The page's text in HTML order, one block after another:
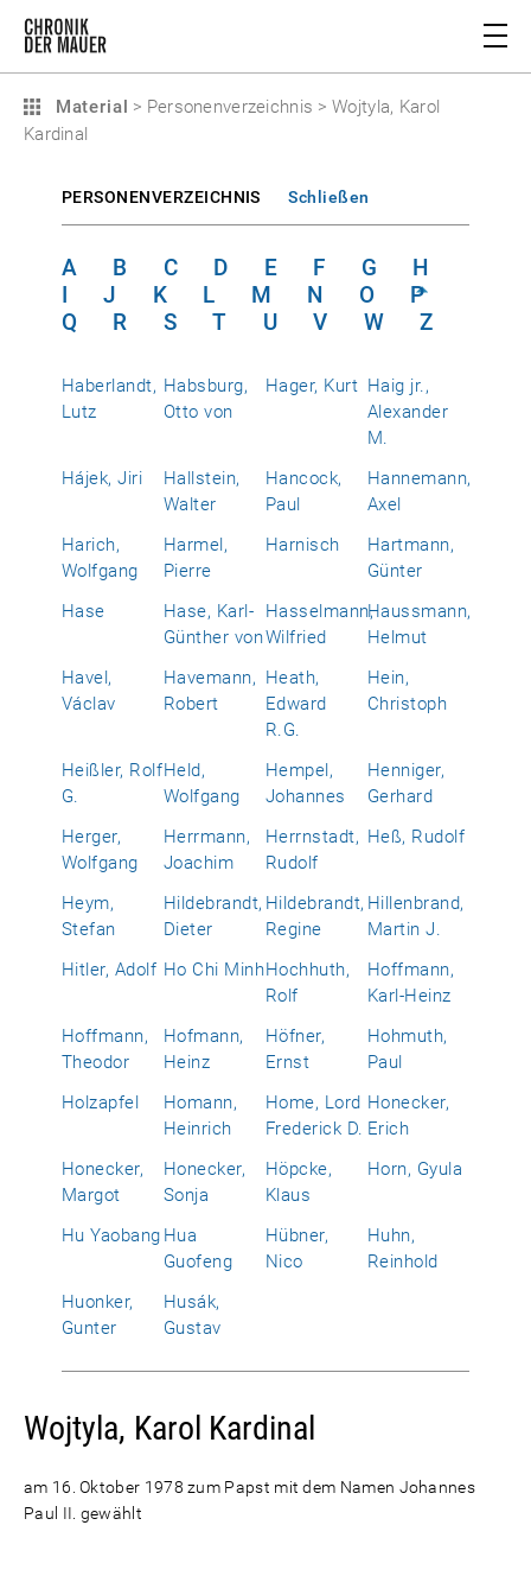
Material > Personenverzeichnis > Wojtyla, Karol
Kardinal
PERSONENVERZEICHNIS Schließen
A B C D E F G
H
I
J K L M N O
P
Q
R S T U V W Z
Haberlandt,
Lutz
Habsburg,
Otto von
Hager, Kurt Haig jr.,
Alexander
M.
Hájek, Jiri
Hallstein,
Walter
Hancock,
Paul
Hannemann,
Axel
Harich,
Wolfgang
Harmel,
Pierre
Harnisch
Hartmann,
Günter
Hase
Hase, Karl-
Günther von
Hasselmann,
Wilfried
Haussmann,
Helmut
Havel,
Václav
Havemann,
Robert
Heath,
Edward
R.G.
Hein,
Christoph
Heißler, Rolf
G.
Held,
Wolfgang
Hempel,
Johannes
Henniger,
Gerhard
Herger,
Wolfgang
Herrmann,
Joachim
Herrnstadt,
Rudolf
Heß, Rudolf
Heym,
Stefan
Hildebrandt,
Dieter
Hildebrandt,
Regine
Hillenbrand,
Martin J.
Hitler, Adolf Ho Chi MinhHochhuth,
Rolf
Hoffmann,
Karl-Heinz
Hoffmann,
Theodor
Hofmann,
Heinz
Höfner,
Ernst
Hohmuth,
Paul
Holzapfel
Homann,
Heinrich
Home, Lord
Frederick D.
Honecker,
Erich
Honecker,
Margot
Honecker,
Sonja
Höpcke,
Klaus
Horn, Gyula
Hu Yaobang Hua
Guofeng
Hübner,
Nico
Huhn,
Reinhold
Huonker,
Gunter
Husák,
Gustav
Wojtyla, Karol Kardinal
am 16. Oktober 1978 zum Papst mit dem Namen Johannes
Paul II. gewählt